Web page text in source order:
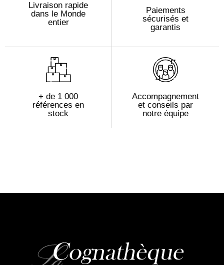
Livraison rapide
dans le Monde
entier
Paiements
sécurisés et
garantis
+ de 1 000
références en
stock
Accompagnement
et conseils par
notre équipe